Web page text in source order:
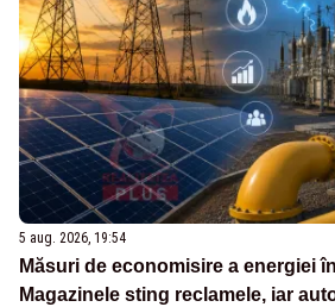
5 aug. 2026, 19:54
Măsuri de economisire a energiei
Magazinele sting reclamele, iar